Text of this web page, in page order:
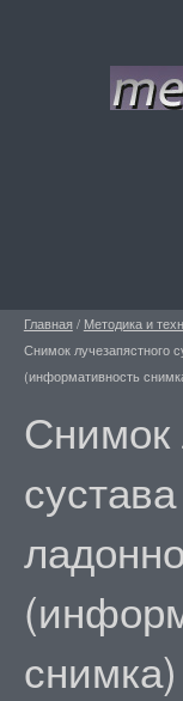
Главная / Методика и
Снимок лучезапястного
(информативность
Снимок
снимка)